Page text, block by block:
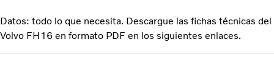
Datos: todo lo que necesita. Descargue las fichas técnicas del
Volvo FH16 en formato PDF en los siguientes enlaces.